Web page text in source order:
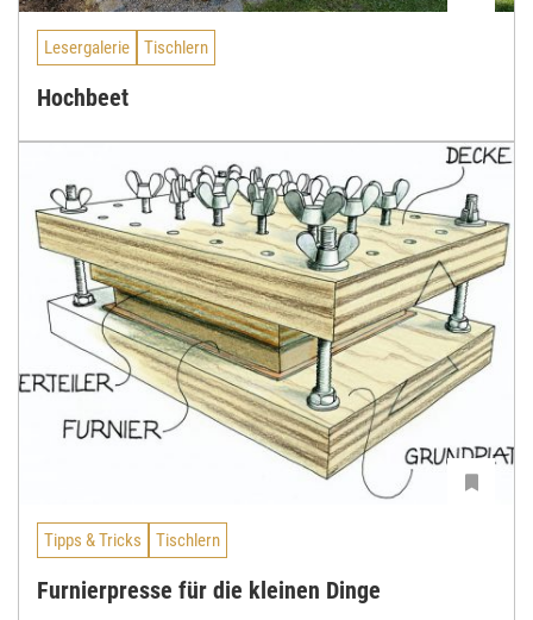
Lesergalerie Tischlern
Hochbeet
Tipps & Tricks Tischlern
Furnierpresse für die kleinen Dinge